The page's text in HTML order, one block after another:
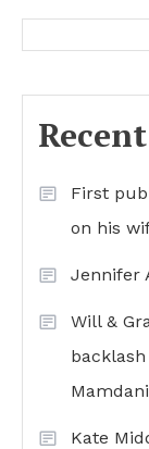
First
on his
Jennifer
Will &
Mamdani
Kate